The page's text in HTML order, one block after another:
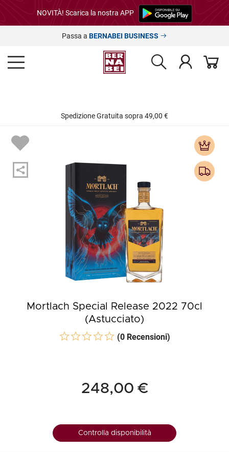
NOVITÀ! Scarica la nostra APP
Passa a BERNABEI BUSINESS
Spedizione Gratuita sopra 49,00 €
Mortlach Special Release 2022 70cl
(Astucciato)
(0 Recensioni)
248,00 €
Controlla disponibilità